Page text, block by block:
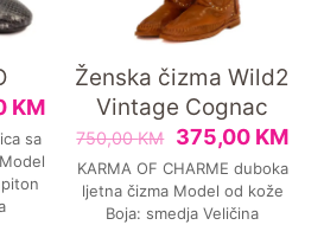
KM
sa
Ženska čizma Wild2
Vintage Cognac
750,00KM 375,00 KM
KARMA OF CHARME duboka
ljetna čizma Model od kože
Boja: smedja Veličina